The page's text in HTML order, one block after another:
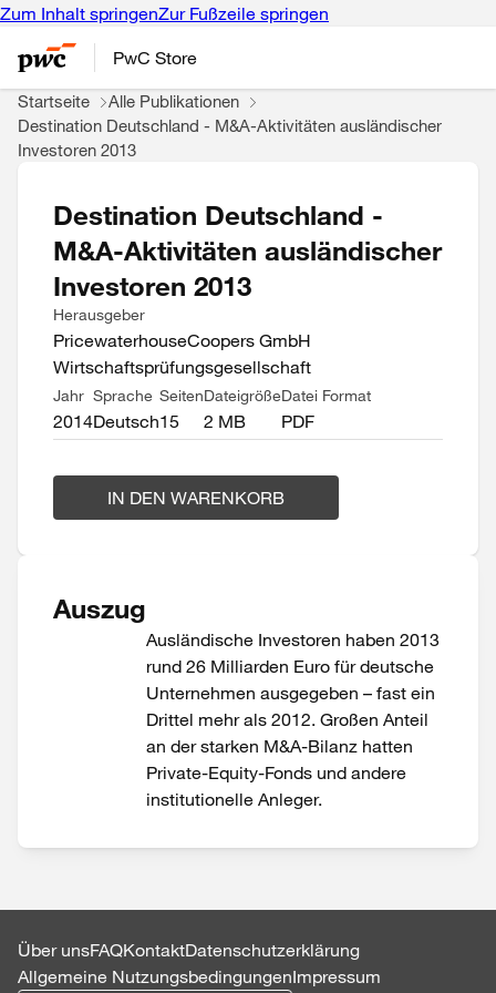
Zum Inhalt springenZur Fußzeile springen
PwC Store
Startseite
Alle Publikationen
Destination Deutschland - M&A-Aktivitäten ausländischer
Investoren 2013
Destination Deutschland -
M&A-Aktivitäten ausländischer
Investoren 2013
Herausgeber
PricewaterhouseCoopers GmbH
Wirtschaftsprüfungsgesellschaft
Jahr
2014
Sprache
Deutsch
Seiten
15
Dateigröße
2 MB
Datei Format
PDF
IN DEN WARENKORB
Auszug
Ausländische Investoren haben 2013
rund 26 Milliarden Euro für deutsche
Unternehmen ausgegeben – fast ein
Drittel mehr als 2012. Großen Anteil
an der starken M&A-Bilanz hatten
Private-Equity-Fonds und andere
institutionelle Anleger.
Über unsFAQKontaktDatenschutzerklärung
Allgemeine NutzungsbedingungenImpressum